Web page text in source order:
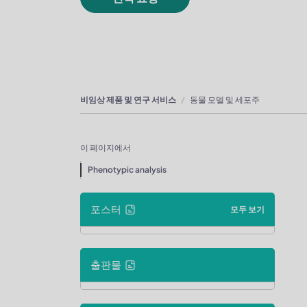
비임상 제품 및 연구 서비스 동물 모델 및 세포주
이 페이지에서
Phenotypic analysis
포스터 모두 보기
출판물